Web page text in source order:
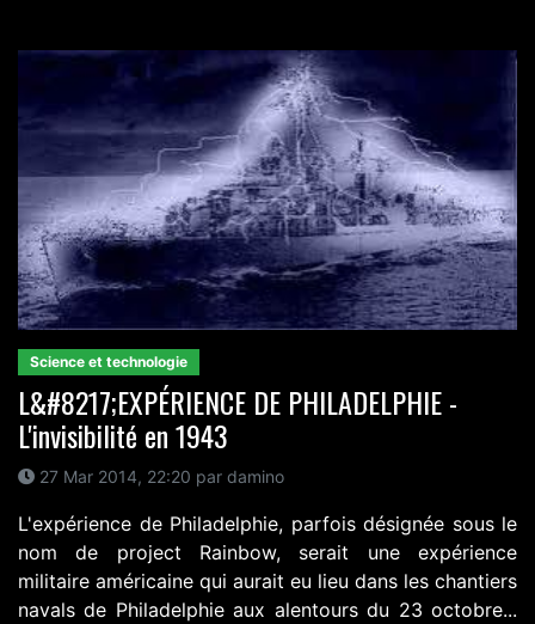
Science et technologie
L&#8217;EXPÉRIENCE DE PHILADELPHIE -
L'invisibilité en 1943
27 Mar 2014, 22:20 par damino
L'expérience de Philadelphie, parfois désignée sous le
nom de project Rainbow, serait une expérience
militaire américaine qui aurait eu lieu dans les chantiers
navals de Philadelphie aux alentours du 23 octobre...